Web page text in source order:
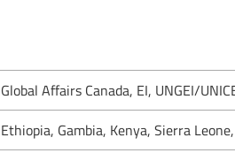
Global Affairs Canada, EI, UNGEI/
Ethiopia, Gambia, Kenya, Sierra